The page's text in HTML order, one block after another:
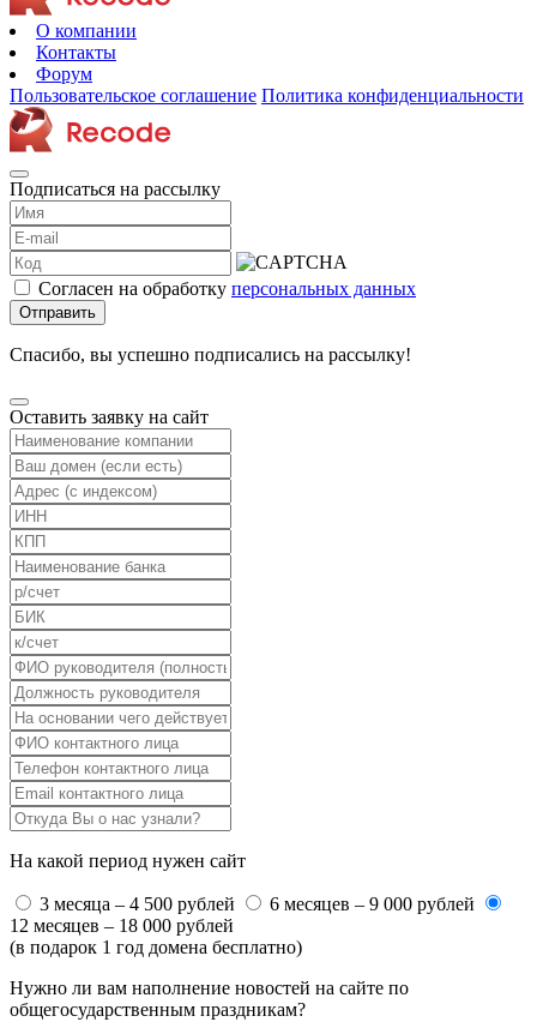
О компании
Контакты
Форум
Пользовательское соглашение Политика конфиденциальности
Подписаться на рассылку
Согласен на обработку персональных данных
Отправить
Спасибо, вы успешно подписались на рассылку!
Оставить заявку на сайт
На какой период нужен сайт
3 месяца – 4 500 рублей
6 месяцев – 9 000 рублей
12 месяцев – 18 000 рублей
(в подарок 1 год домена бесплатно)
Нужно ли вам наполнение новостей на сайте по
общегосударственным праздникам?